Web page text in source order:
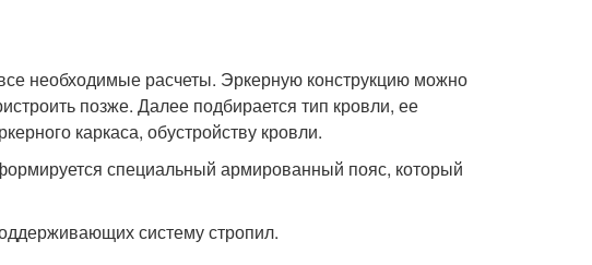
необходимые расчеты. Эркерную конструкцию можно
позже. Далее подбирается тип кровли, ее
каркаса, обустройству кровли.
специальный армированный пояс, который
систему стропил.